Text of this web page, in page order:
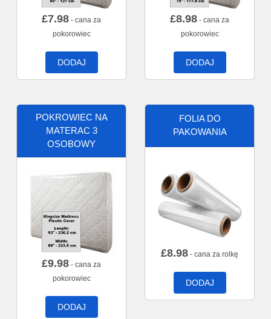
£7.98 - cana za
pokorowiec
DODAJ
£8.98 - cana za
pokorowiec
DODAJ
POKROWIEC NA
MATERAC 3
OSOBOWY
£9.98 - cana za
pokorowiec
DODAJ
FOLIA DO
PAKOWANIA
£8.98 - cana za rolkę
DODAJ